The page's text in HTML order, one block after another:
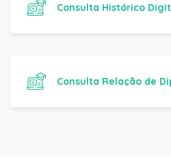
Consulta Histórico
Consulta Relação de